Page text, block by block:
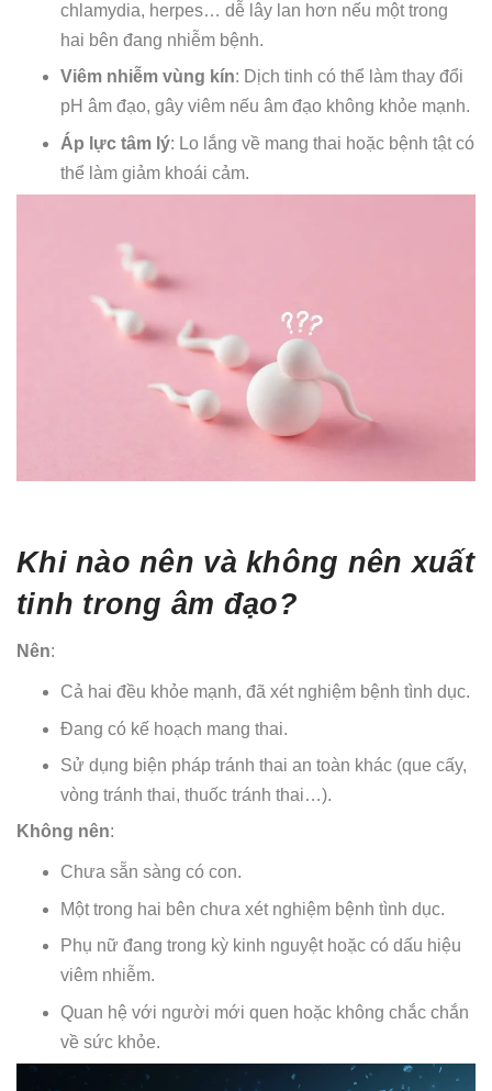
chlamydia, herpes… dễ lây lan hơn nếu một trong
hai bên đang nhiễm bệnh.
Viêm nhiễm vùng kín: Dịch tinh có thể làm thay đổi
pH âm đạo, gây viêm nếu âm đạo không khỏe mạnh.
Áp lực tâm lý: Lo lắng về mang thai hoặc bệnh tật có
thể làm giảm khoái cảm.
Khi nào nên và không nên xuất
tinh trong âm đạo?
Nên:
Cả hai đều khỏe mạnh, đã xét nghiệm bệnh tình dục.
Đang có kế hoạch mang thai.
Sử dụng biện pháp tránh thai an toàn khác (que cấy,
vòng tránh thai, thuốc tránh thai…).
Không nên:
Chưa sẵn sàng có con.
Một trong hai bên chưa xét nghiệm bệnh tình dục.
Phụ nữ đang trong kỳ kinh nguyệt hoặc có dấu hiệu
viêm nhiễm.
Quan hệ với người mới quen hoặc không chắc chắn
về sức khỏe.